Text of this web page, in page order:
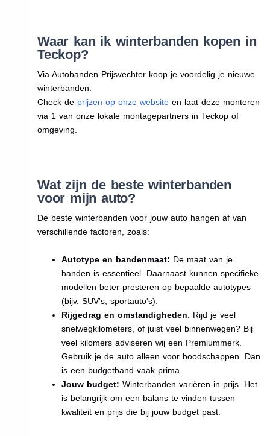
Waar kan ik winterbanden kopen in
Teckop?
Via Autobanden Prijsvechter koop je voordelig je nieuwe
winterbanden.
Check de prijzen op onze websiteen laat deze monteren
via 1 van onze lokale montagepartners in Teckop of
omgeving.
Wat zijn de beste winterbanden
voor mijn auto?
De beste winterbanden voor jouw auto hangen af van
verschillende factoren, zoals:
Autotype en bandenmaat: De maat van je
banden is essentieel. Daarnaast kunnen specifieke
modellen beter presteren op bepaalde autotypes
(bijv. SUV's, sportauto's).
Rijgedrag en omstandigheden: Rijd je veel
snelwegkilometers, of juist veel binnenwegen? Bij
veel kilomers adviseren wij een Premiummerk.
Gebruik je de auto alleen voor boodschappen. Dan
is een budgetband vaak prima.
Jouw budget: Winterbanden variëren in prijs. Het
is belangrijk om een balans te vinden tussen
kwaliteit en prijs die bij jouw budget past.